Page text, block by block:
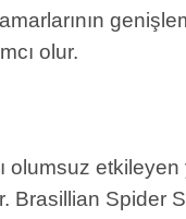
olur.
olumsuz
Brasillian Spider